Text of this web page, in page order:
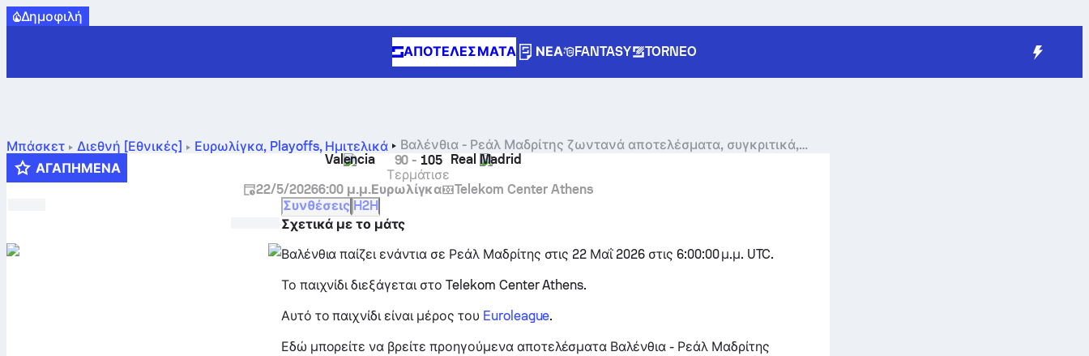
Δημοφιλή
ΑΠΟΤΕΛΈΣΜΑΤΑ ΝΈΑ FANTASY TORNEO
Μπάσκετ Διεθνή [Εθνικές] Ευρωλίγκα, Playoffs, Ημιτελικά
Βαλένθια - Ρεάλ Μαδρίτης ζωντανά αποτελέσματα, συγκριτικά,
πρόγραμμα, προβλέψεις και στατιστικά
ΑΓΑΠΗΜΈΝΑ
Valencia 90 - 105
Τερμάτισε
Real Madrid
22/5/20266:00 μ.μ.Ευρωλίγκα Telekom Center Athens
Συνθέσεις H2H
Σχετικά με το μάτς
Βαλένθια παίζει ενάντια σε Ρεάλ Μαδρίτης στις 22 Μαΐ 2026 στις 6:00:00 μ.μ. UTC.
Το παιχνίδι διεξάγεται στο Telekom Center Athens.
Αυτό το παιχνίδι είναι μέρος του Euroleague.
Εδώ μπορείτε να βρείτε προηγούμενα αποτελέσματα Βαλένθια - Ρεάλ Μαδρίτης